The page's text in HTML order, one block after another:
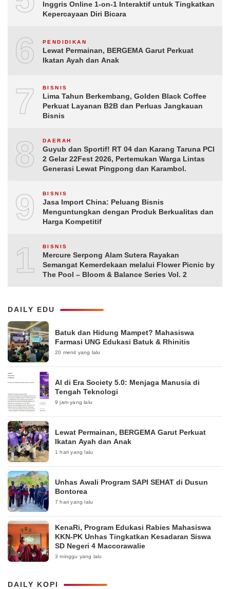
Inggris Online 1-on-1 Interaktif untuk Tingkatkan
Kepercayaan Diri Bicara
6 PENDIDIKAN
Lewat Permainan, BERGEMA Garut Perkuat
Ikatan Ayah dan Anak
7 BISNIS
Lima Tahun Berkembang, Golden Black Coffee
Perkuat Layanan B2B dan Perluas Jangkauan
Bisnis
8 DAERAH
Guyub dan Sportif! RT 04 dan Karang Taruna PCI
2 Gelar 22Fest 2026, Pertemukan Warga Lintas
Generasi Lewat Pingpong dan Karambol.
9 BISNIS
Jasa Import China: Peluang Bisnis
Menguntungkan dengan Produk Berkualitas dan
Harga Kompetitif
10BISNIS
Mercure Serpong Alam Sutera Rayakan
Semangat Kemerdekaan melalui Flower Picnic by
The Pool – Bloom & Balance Series Vol. 2
DAILY EDU
Batuk dan Hidung Mampet? Mahasiswa
Farmasi UNG Edukasi Batuk & Rhinitis
20 menit yang lalu
AI di Era Society 5.0: Menjaga Manusia di
Tengah Teknologi
9 jam yang lalu
Lewat Permainan, BERGEMA Garut Perkuat
Ikatan Ayah dan Anak
1 hari yang lalu
Unhas Awali Program SAPI SEHAT di Dusun
Bontorea
7 hari yang lalu
KenaRi, Program Edukasi Rabies Mahasiswa
KKN-PK Unhas Tingkatkan Kesadaran Siswa
SD Negeri 4 Maccorawalie
3 minggu yang lalu
DAILY KOPI